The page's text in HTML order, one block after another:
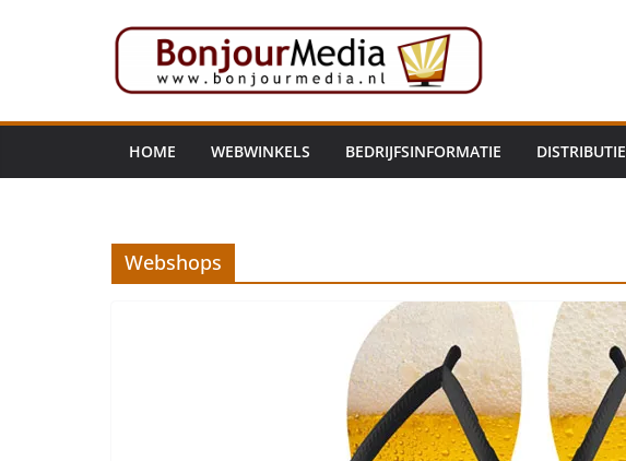
HOME WEBWINKELS BEDRIJFSINFORMATIE DISTRIBUTIE
Webshops